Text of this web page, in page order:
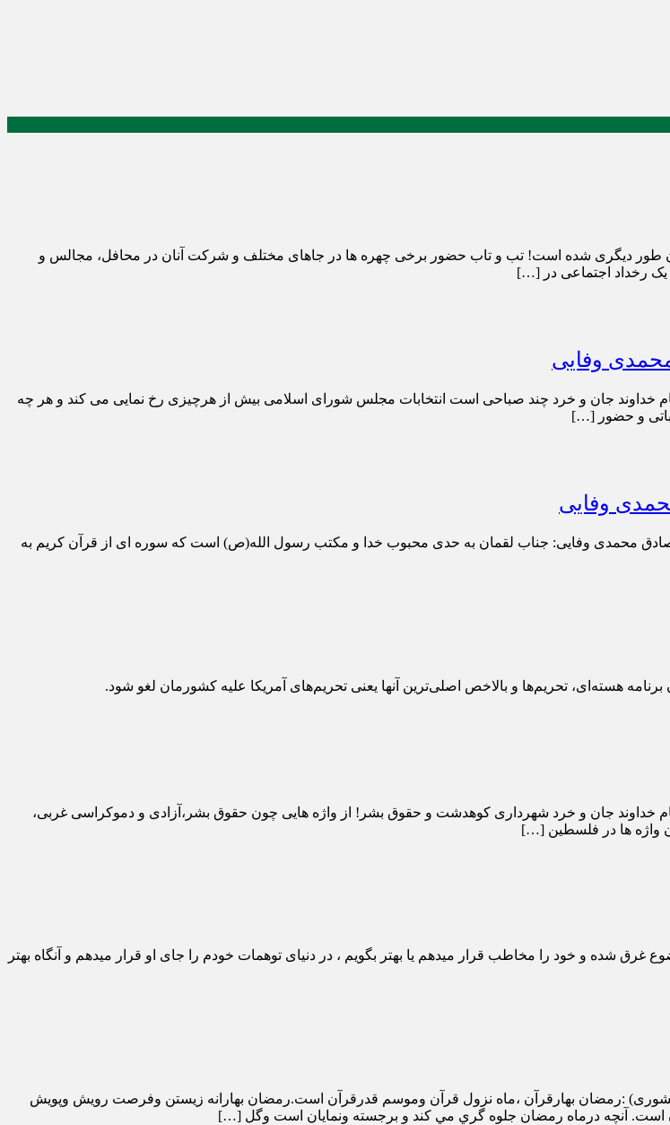
طور دیگری شده است! تب و تاب حضور برخی چهره ها در جاهای مختلف و شرکت آنان در محافل، مجالس و
یک رخداد اجتماعی در […]
وفایی
جان و خرد چند صباحی است انتخابات مجلس شورای اسلامی بیش از هرچیزی رخ نمایی می کند و هر چه
وفایی
محمدی وفایی: جناب لقمان به حدی محبوب خدا و مکتب رسول الله(ص) است که سوره ای از قرآن کریم به
هسته‌ای، تحریم‌ها و بالاخص اصلی‌ترین آنها یعنی تحریم‌های آمریکا علیه کشورمان لغو شود.
جان و خرد شهرداری کوهدشت و حقوق بشر! از واژه هایی چون حقوق بشر،آزادی و دموکراسی غربی،
واژه ها در فلسطین […]
شده و خود را مخاطب قرار میدهم یا بهتر بگویم ، در دنیای توهمات خودم را جای او قرار میدهم و آنگاه بهتر
:رمضان بهارقرآن ،ماه نزول قرآن وموسم قدرقرآن است.رمضان بهارانه زيستن وفرصت رويش وپويش
است. آنچه درماه رمضان جلوه گري مي كند و برجسته ونمايان است وگل […]